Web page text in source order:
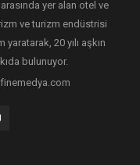
yer alan otel ve
ve turizm endüstrisi
20 yılı aşkın
bulunuyor.